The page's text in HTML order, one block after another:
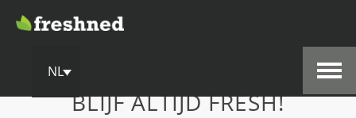
NL
BLIJF ALTIJD FRESH!